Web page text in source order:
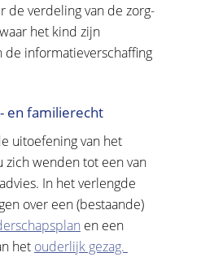
de verdeling van de zorg-
het kind zijn
informatieverschaffing
en familierecht
uitoefening van het
zich wenden tot een van
In het verlengde
over een (bestaande)
en een
het ouderlijk gezag.